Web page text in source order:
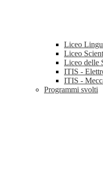
Liceo
Liceo
Liceo delle
ITIS -
ITIS -
Programmi svolti